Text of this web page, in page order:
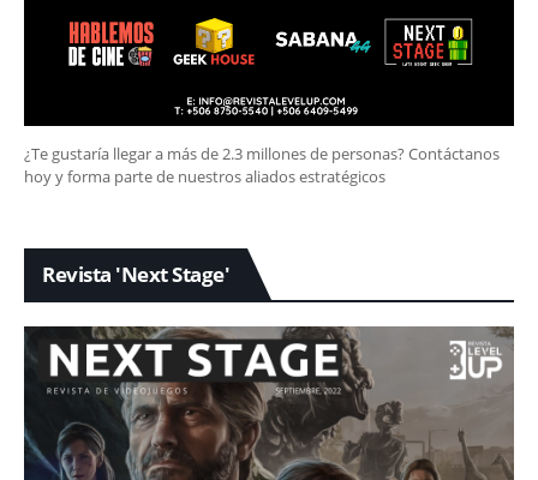
¿Te gustaría llegar a más de 2.3 millones de personas? Contáctanos
hoy y forma parte de nuestros aliados estratégicos
Revista 'Next Stage'